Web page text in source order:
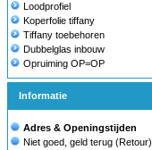
Loodprofiel
Koperfolie tiffany
Tiffany toebehoren
Dubbelglas inbouw
Opruiming OP=OP
Informatie
Adres & Openingstijden
Niet goed, geld terug (Retour)